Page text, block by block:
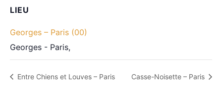
LIEU
Georges – Paris (00)
Georges - Paris,
Entre Chiens et Louves – Paris Casse-Noisette – Paris